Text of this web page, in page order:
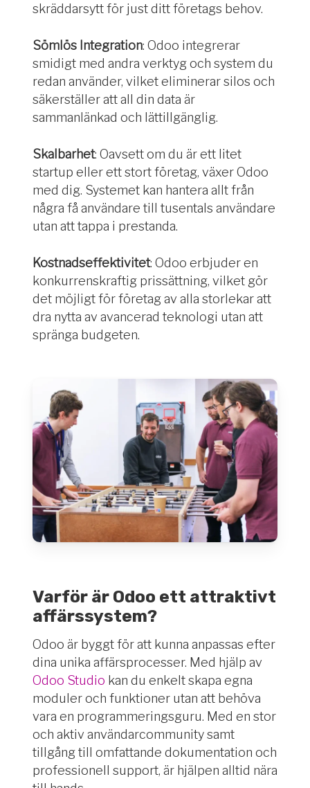
skräddarsytt för just ditt företags behov.
Sömlös Integration: Odoo integrerar
smidigt med andra verktyg och system du
redan använder, vilket eliminerar silos och
säkerställer att all din data är
sammanlänkad och lättillgänglig.
Skalbarhet: Oavsett om du är ett litet
startup eller ett stort företag, växer Odoo
med dig. Systemet kan hantera allt från
några få användare till tusentals användare
utan att tappa i prestanda.
Kostnadseffektivitet: Odoo erbjuder en
konkurrenskraftig prissättning, vilket gör
det möjligt för företag av alla storlekar att
dra nytta av avancerad teknologi utan att
spränga budgeten.
Varför är Odoo ett attraktivt
affärssystem?
Odoo är byggt för att kunna anpassas efter
dina unika affärsprocesser. Med hjälp av
Odoo Studio kan du enkelt skapa egna
moduler och funktioner utan att behöva
vara en programmeringsguru. Med en stor
och aktiv användarcommunity samt
tillgång till omfattande dokumentation och
professionell support, är hjälpen alltid nära